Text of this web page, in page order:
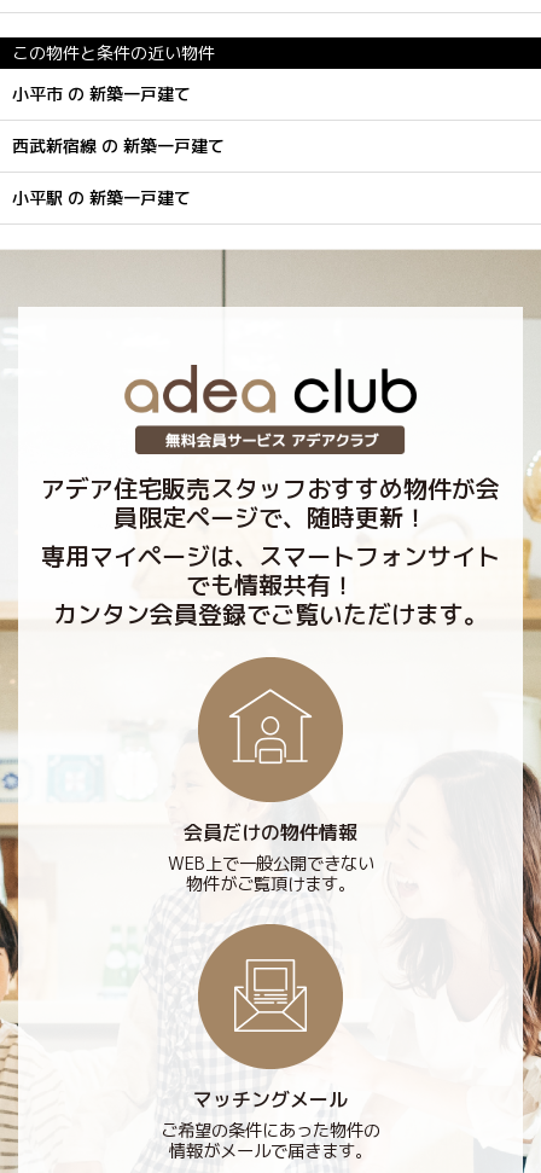
この物件と条件の近い物件
小平市 の 新築一戸建て
西武新宿線 の 新築一戸建て
小平駅 の 新築一戸建て
アデア住宅販売スタッフおすすめ物件が会
員限定ページで、随時更新！
専用マイページは、スマートフォンサイト
でも情報共有！
カンタン会員登録でご覧いただけます。
会員だけの物件情報
WEB上で一般公開できない
物件がご覧頂けます。
マッチングメール
ご希望の条件にあった物件の
情報がメールで届きます。